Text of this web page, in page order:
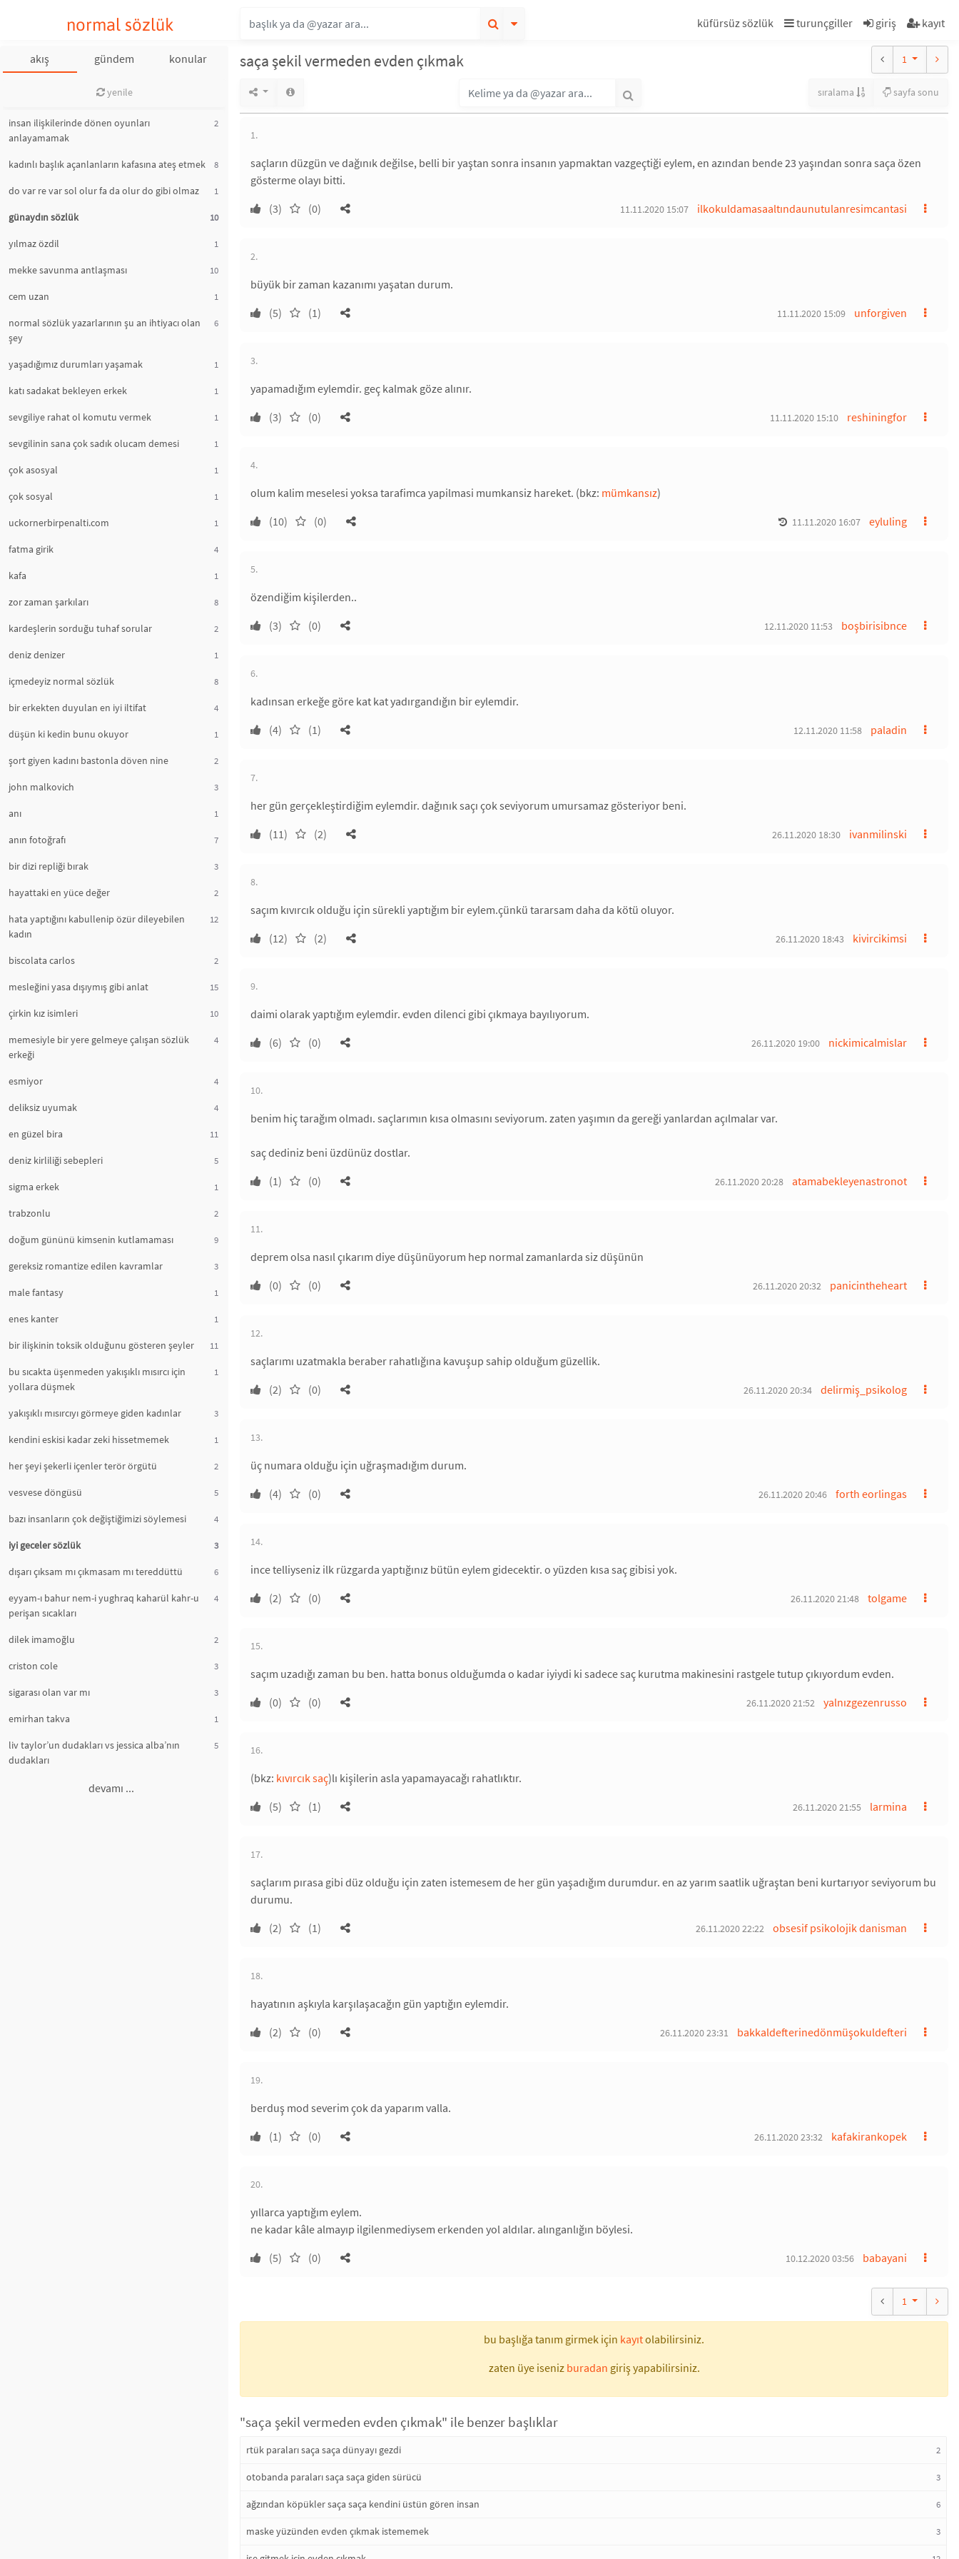
normal sözlük küfürsüz sözlük turunçgiller giriş kayıt
akış gündem konular
yenile
insan ilişkilerinde dönen oyunları
anlayamamak
2
kadınlı başlık açanlanların kafasına ateş etmek 8
do var re var sol olur fa da olur do gibi olmaz 1
günaydın sözlük 10
yılmaz özdil 1
mekke savunma antlaşması 10
cem uzan 1
normal sözlük yazarlarının şu an ihtiyacı olan
şey
6
yaşadığımız durumları yaşamak 1
katı sadakat bekleyen erkek 1
sevgiliye rahat ol komutu vermek 1
sevgilinin sana çok sadık olucam demesi 1
çok asosyal 1
çok sosyal 1
uckornerbirpenalti.com 1
fatma girik 4
kafa 1
zor zaman şarkıları 8
kardeşlerin sorduğu tuhaf sorular 2
deniz denizer 1
içmedeyiz normal sözlük 8
bir erkekten duyulan en iyi iltifat 4
düşün ki kedin bunu okuyor 1
şort giyen kadını bastonla döven nine 2
john malkovich 3
anı 1
anın fotoğrafı 7
bir dizi repliği bırak 3
hayattaki en yüce değer 2
hata yaptığını kabullenip özür dileyebilen
kadın
12
biscolata carlos 2
mesleğini yasa dışıymış gibi anlat 15
çirkin kız isimleri 10
memesiyle bir yere gelmeye çalışan sözlük
erkeği
4
esmiyor 4
deliksiz uyumak 4
en güzel bira 11
deniz kirliliği sebepleri 5
sigma erkek 1
trabzonlu 2
doğum gününü kimsenin kutlamaması 9
gereksiz romantize edilen kavramlar 3
male fantasy 1
enes kanter 1
bir ilişkinin toksik olduğunu gösteren şeyler 11
bu sıcakta üşenmeden yakışıklı mısırcı için
yollara düşmek
1
yakışıklı mısırcıyı görmeye giden kadınlar 3
kendini eskisi kadar zeki hissetmemek 1
her şeyi şekerli içenler terör örgütü 2
vesvese döngüsü 5
bazı insanların çok değiştiğimizi söylemesi 4
iyi geceler sözlük 3
dışarı çıksam mı çıkmasam mı tereddüttü 6
eyyam-ı bahur nem-i yughraq kaharül kahr-u
perişan sıcakları
4
dilek imamoğlu 2
criston cole 3
sigarası olan var mı 3
emirhan takva 1
liv taylor’un dudakları vs jessica alba’nın
dudakları
5
devamı ...
saça şekil vermeden evden çıkmak 1
sıralama sayfa sonu
1.
saçların düzgün ve dağınık değilse, belli bir yaştan sonra insanın yapmaktan vazgeçtiği eylem, en azından bende 23 yaşından sonra saça özen
gösterme olayı bitti.
(3)
(0) ilkokuldamasaaltındaunutulanresimcantasi
11.11.2020 15:07
2.
büyük bir zaman kazanımı yaşatan durum.
(5)
(1) unforgiven
11.11.2020 15:09
3.
yapamadığım eylemdir. geç kalmak göze alınır.
(3)
(0) reshiningfor
11.11.2020 15:10
4.
olum kalim meselesi yoksa tarafimca yapilmasi mumkansiz hareket. (bkz: mümkansız)
(10)
(0) eyluling
11.11.2020 16:07
5.
özendiğim kişilerden..
(3)
(0) boşbirisibnce
12.11.2020 11:53
6.
kadınsan erkeğe göre kat kat yadırgandığın bir eylemdir.
(4)
(1) paladin
12.11.2020 11:58
7.
her gün gerçekleştirdiğim eylemdir. dağınık saçı çok seviyorum umursamaz gösteriyor beni.
(11)
(2) ivanmilinski
26.11.2020 18:30
8.
saçım kıvırcık olduğu için sürekli yaptığım bir eylem.çünkü tararsam daha da kötü oluyor.
(12)
(2) kivircikimsi
26.11.2020 18:43
9.
daimi olarak yaptığım eylemdir. evden dilenci gibi çıkmaya bayılıyorum.
(6)
(0) nickimicalmislar
26.11.2020 19:00
10.
benim hiç tarağım olmadı. saçlarımın kısa olmasını seviyorum. zaten yaşımın da gereği yanlardan açılmalar var.
saç dediniz beni üzdünüz dostlar.
(1)
(0) atamabekleyenastronot
26.11.2020 20:28
11.
deprem olsa nasıl çıkarım diye düşünüyorum hep normal zamanlarda siz düşünün
(0)
(0) panicintheheart
26.11.2020 20:32
12.
saçlarımı uzatmakla beraber rahatlığına kavuşup sahip olduğum güzellik.
(2)
(0) delirmiş_psikolog
26.11.2020 20:34
13.
üç numara olduğu için uğraşmadığım durum.
(4)
(0) forth eorlingas
26.11.2020 20:46
14.
ince telliyseniz ilk rüzgarda yaptığınız bütün eylem gidecektir. o yüzden kısa saç gibisi yok.
(2)
(0) tolgame
26.11.2020 21:48
15.
saçım uzadığı zaman bu ben. hatta bonus olduğumda o kadar iyiydi ki sadece saç kurutma makinesini rastgele tutup çıkıyordum evden.
(0)
(0) yalnızgezenrusso
26.11.2020 21:52
16.
(bkz: kıvırcık saç)lı kişilerin asla yapamayacağı rahatlıktır.
(5)
(1) larmina
26.11.2020 21:55
17.
saçlarım pırasa gibi düz olduğu için zaten istemesem de her gün yaşadığım durumdur. en az yarım saatlik uğraştan beni kurtarıyor seviyorum bu
durumu.
(2)
(1) obsesif psikolojik danisman
26.11.2020 22:22
18.
hayatının aşkıyla karşılaşacağın gün yaptığın eylemdir.
(2)
(0) bakkaldefterinedönmüşokuldefteri
26.11.2020 23:31
19.
berduş mod severim çok da yaparım valla.
(1)
(0) kafakirankopek
26.11.2020 23:32
20.
yıllarca yaptığım eylem.
ne kadar kâle almayıp ilgilenmediysem erkenden yol aldılar. alınganlığın böylesi.
(5)
(0) babayani
10.12.2020 03:56
1
bu başlığa tanım girmek için kayıtolabilirsiniz.
zaten üye iseniz buradan giriş yapabilirsiniz.
"saça şekil vermeden evden çıkmak" ile benzer başlıklar
rtük paraları saça saça dünyayı gezdi 2
otobanda paraları saça saça giden sürücü 3
ağzından köpükler saça saça kendini üstün gören insan 6
maske yüzünden evden çıkmak istememek 3